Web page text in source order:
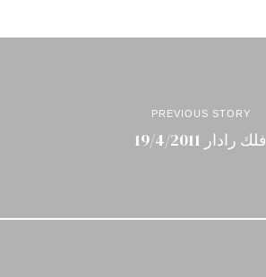
PREVIOUS STORY
فلك رادار 19/4/2011